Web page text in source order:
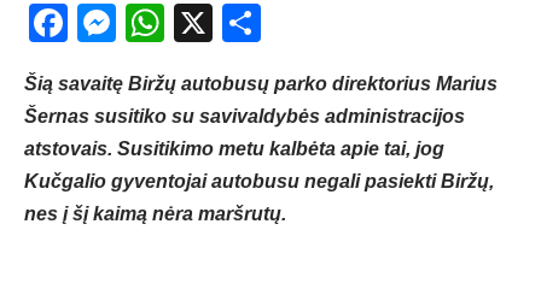
Facebook
Messenger
WhatsApp
X
Šią savaitę Biržų autobusų parko direktorius Marius
Šernas susitiko su savivaldybės administracijos
atstovais. Susitikimo metu kalbėta apie tai, jog
Kučgalio gyventojai autobusu negali pasiekti Biržų,
nes į šį kaimą nėra maršrutų.